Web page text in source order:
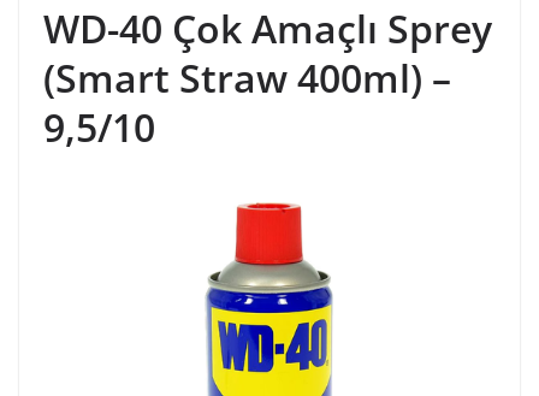
WD-40 Çok Amaçlı Sprey
(Smart Straw 400ml) –
9,5/10